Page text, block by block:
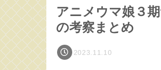
アニメウマ娘３
の考察まとめ
2023.11.10